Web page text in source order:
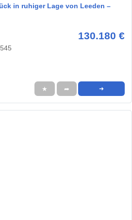
in ruhiger Lage von Leeden –
130.180 €
★ ➦ ➜